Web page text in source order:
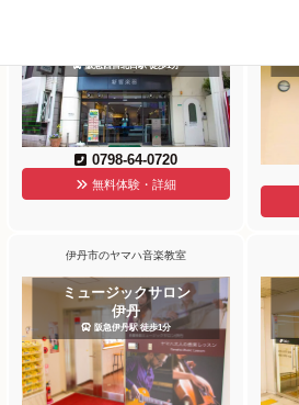
阪急西宮北口駅 徒歩1分
0798-64-0720
無料体験・詳細
伊丹市のヤマハ音楽教室
ミュージックサロン
伊丹
阪急伊丹駅 徒歩1分